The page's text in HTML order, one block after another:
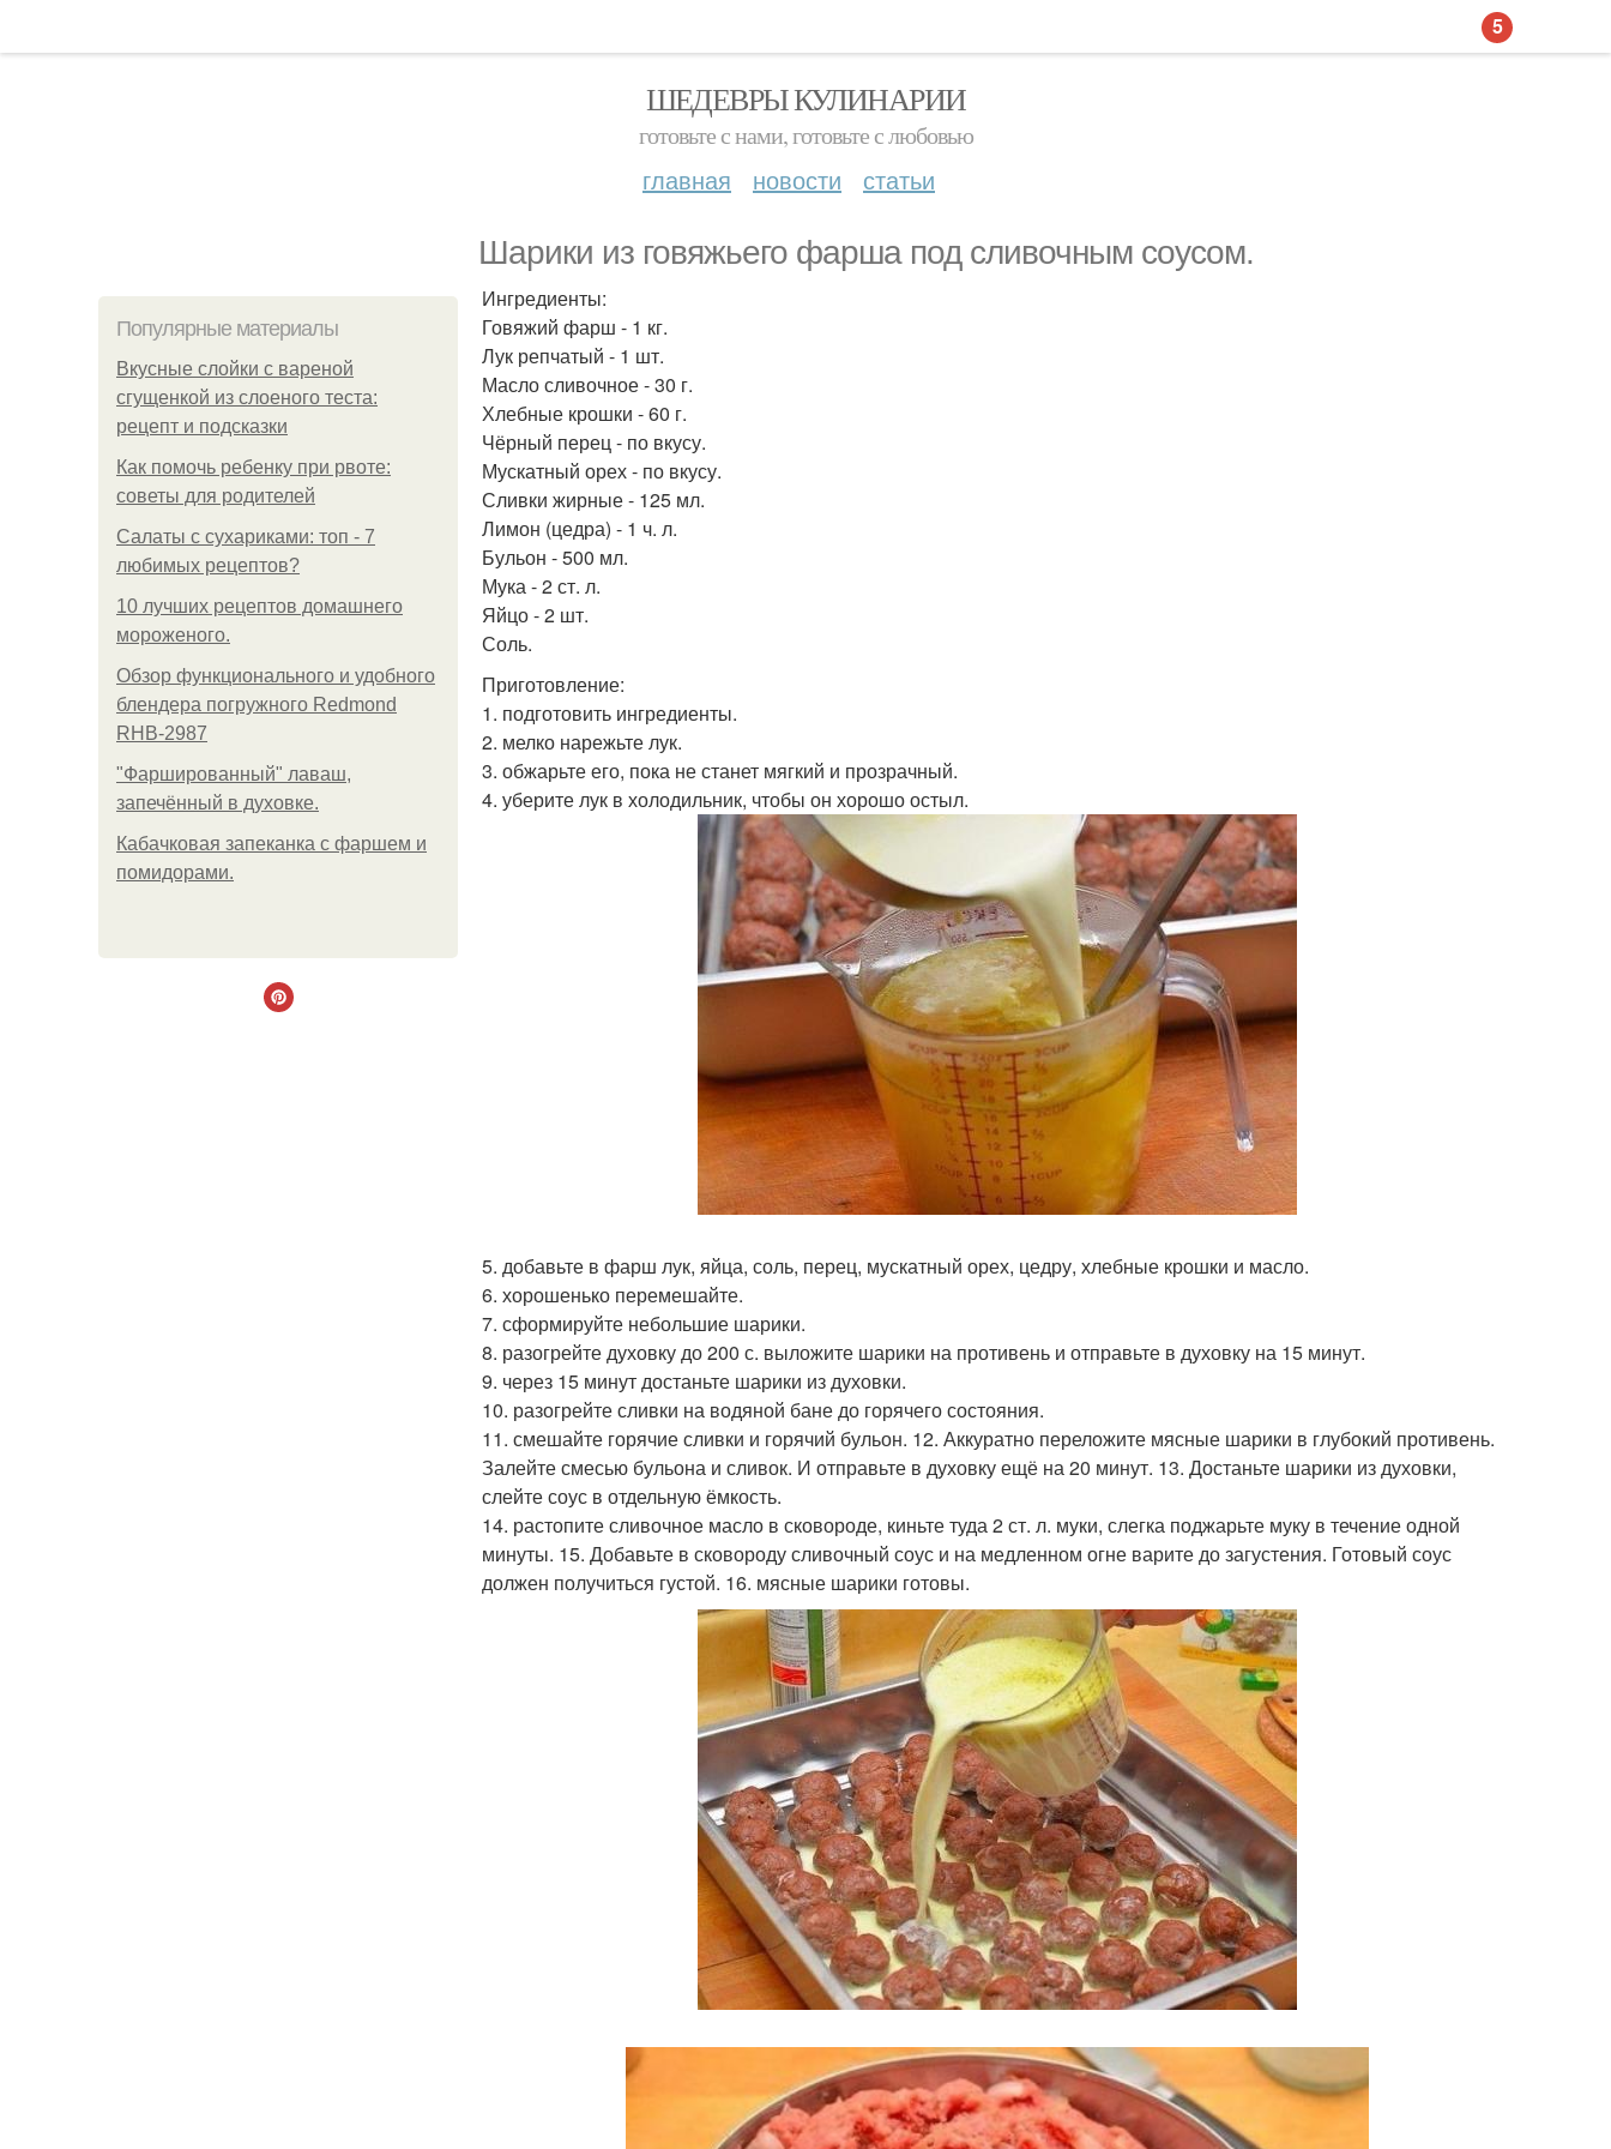
ШЕДЕВРЫ КУЛИНАРИИ
готовьте с нами, готовьте с любовью
главная новости статьи
Шарики из говяжьего фарша под сливочным соусом.
Популярные материалы
Вкусные слойки с вареной
сгущенкой из слоеного теста:
рецепт и подсказки
Как помочь ребенку при рвоте:
советы для родителей
Салаты с сухариками: топ - 7
любимых рецептов?
10 лучших рецептов домашнего
мороженого.
Обзор функционального и удобного
блендера погружного Redmond
RHB-2987
"Фаршированный" лаваш,
запечённый в духовке.
Кабачковая запеканка с фаршем и
помидорами.
Ингредиенты:
Говяжий фарш - 1 кг.
Лук репчатый - 1 шт.
Масло сливочное - 30 г.
Хлебные крошки - 60 г.
Чёрный перец - по вкусу.
Мускатный орех - по вкусу.
Сливки жирные - 125 мл.
Лимон (цедра) - 1 ч. л.
Бульон - 500 мл.
Мука - 2 ст. л.
Яйцо - 2 шт.
Соль.
Приготовление:
1. подготовить ингредиенты.
2. мелко нарежьте лук.
3. обжарьте его, пока не станет мягкий и прозрачный.
4. уберите лук в холодильник, чтобы он хорошо остыл.
5. добавьте в фарш лук, яйца, соль, перец, мускатный орех, цедру, хлебные крошки и масло.
6. хорошенько перемешайте.
7. сформируйте небольшие шарики.
8. разогрейте духовку до 200 с. выложите шарики на противень и отправьте в духовку на 15 минут.
9. через 15 минут достаньте шарики из духовки.
10. разогрейте сливки на водяной бане до горячего состояния.
11. смешайте горячие сливки и горячий бульон. 12. Аккуратно переложите мясные шарики в глубокий противень.
Залейте смесью бульона и сливок. И отправьте в духовку ещё на 20 минут. 13. Достаньте шарики из духовки,
слейте соус в отдельную ёмкость.
14. растопите сливочное масло в сковороде, киньте туда 2 ст. л. муки, слегка поджарьте муку в течение одной
минуты. 15. Добавьте в сковороду сливочный соус и на медленном огне варите до загустения. Готовый соус
должен получиться густой. 16. мясные шарики готовы.
5